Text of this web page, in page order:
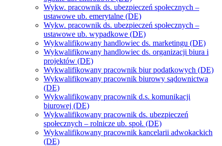
Wykw. pracownik ds. ubezpieczeń społecznych –
ustawowe ub. emerytalne (DE)
Wykw. pracownik ds. ubezpieczeń społecznych –
ustawowe ub. wypadkowe (DE)
Wykwalifikowany handlowiec ds. marketingu (DE)
Wykwalifikowany handlowiec ds. organizacji biura i
projektów (DE)
Wykwalifikowany pracownik biur podatkowych (DE)
Wykwalifikowany pracownik biurowy sądownictwa
(DE)
Wykwalifikowany pracownik d.s. komunikacji
biurowej (DE)
Wykwalifikowany pracownik ds. ubezpieczeń
społecznych – rolnicze ub. społ. (DE)
Wykwalifikowany pracownik kancelarii adwokackich
(DE)